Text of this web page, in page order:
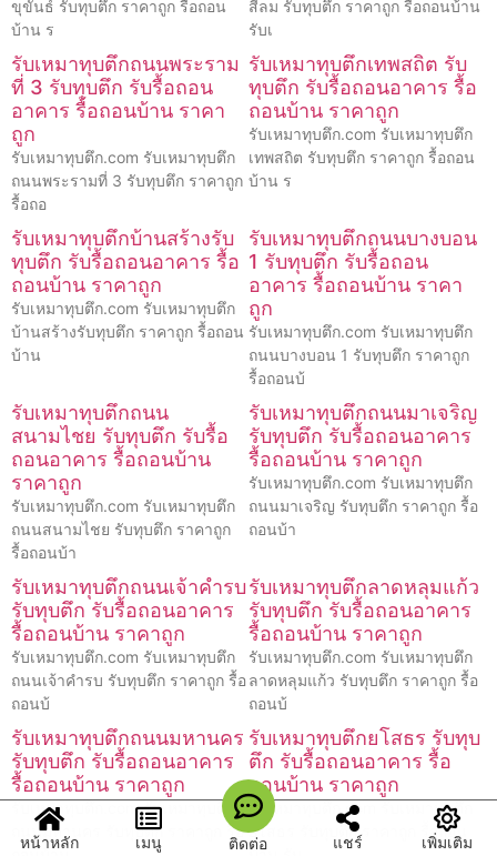
ขุขันธ์ รับทุบตึก ราคาถูก รื้อถอน
บ้าน ร
สีลม รับทุบตึก ราคาถูก รื้อถอนบ้าน
รับเ
รับเหมาทุบตึกถนนพระราม
ที่ 3 รับทุบตึก รับรื้อถอน
อาคาร รื้อถอนบ้าน ราคา
ถูก
รับเหมาทุบตึก.com รับเหมาทุบตึก
ถนนพระรามที่ 3 รับทุบตึก ราคาถูก
รื้อถอ
รับเหมาทุบตึกเทพสถิต รับ
ทุบตึก รับรื้อถอนอาคาร รื้อ
ถอนบ้าน ราคาถูก
รับเหมาทุบตึก.com รับเหมาทุบตึก
เทพสถิต รับทุบตึก ราคาถูก รื้อถอน
บ้าน ร
รับเหมาทุบตึกบ้านสร้างรับ
ทุบตึก รับรื้อถอนอาคาร รื้อ
ถอนบ้าน ราคาถูก
รับเหมาทุบตึก.com รับเหมาทุบตึก
บ้านสร้างรับทุบตึก ราคาถูก รื้อถอน
บ้าน
รับเหมาทุบตึกถนนบางบอน
1 รับทุบตึก รับรื้อถอน
อาคาร รื้อถอนบ้าน ราคา
ถูก
รับเหมาทุบตึก.com รับเหมาทุบตึก
ถนนบางบอน 1 รับทุบตึก ราคาถูก
รื้อถอนบ้
รับเหมาทุบตึกถนน
สนามไชย รับทุบตึก รับรื้อ
ถอนอาคาร รื้อถอนบ้าน
ราคาถูก
รับเหมาทุบตึก.com รับเหมาทุบตึก
ถนนสนามไชย รับทุบตึก ราคาถูก
รื้อถอนบ้า
รับเหมาทุบตึกถนนมาเจริญ
รับทุบตึก รับรื้อถอนอาคาร
รื้อถอนบ้าน ราคาถูก
รับเหมาทุบตึก.com รับเหมาทุบตึก
ถนนมาเจริญ รับทุบตึก ราคาถูก รื้อ
ถอนบ้า
รับเหมาทุบตึกถนนเจ้าคำรบ
รับทุบตึก รับรื้อถอนอาคาร
รื้อถอนบ้าน ราคาถูก
รับเหมาทุบตึก.com รับเหมาทุบตึก
ถนนเจ้าคำรบ รับทุบตึก ราคาถูก รื้อ
ถอนบ้
รับเหมาทุบตึกลาดหลุมแก้ว
รับทุบตึก รับรื้อถอนอาคาร
รื้อถอนบ้าน ราคาถูก
รับเหมาทุบตึก.com รับเหมาทุบตึก
ลาดหลุมแก้ว รับทุบตึก ราคาถูก รื้อ
ถอนบ้
รับเหมาทุบตึกถนนมหานคร
รับทุบตึก รับรื้อถอนอาคาร
รื้อถอนบ้าน ราคาถูก
รับเหมาทุบตึก.com รับเหมาทุบตึก
ถนนมหานคร รับทุบตึก ราคาถูก รื้อ
รับเหมาทุบตึกยโสธร รับทุบ
ตึก รับรื้อถอนอาคาร รื้อ
ถอนบ้าน ราคาถูก
รับเหมาทุบตึก.com รับเหมาทุบตึก
ยโสธร รับทุบตึก ราคาถูก รื้อถอน
หน้าหลัก เมนู ติดต่อ แชร์ เพิ่มเติม